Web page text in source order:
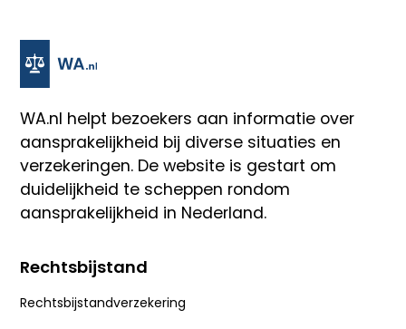
WA.nl helpt bezoekers aan informatie over
aansprakelijkheid bij diverse situaties en
verzekeringen. De website is gestart om
duidelijkheid te scheppen rondom
aansprakelijkheid in Nederland.
Rechtsbijstand
Rechtsbijstandverzekering